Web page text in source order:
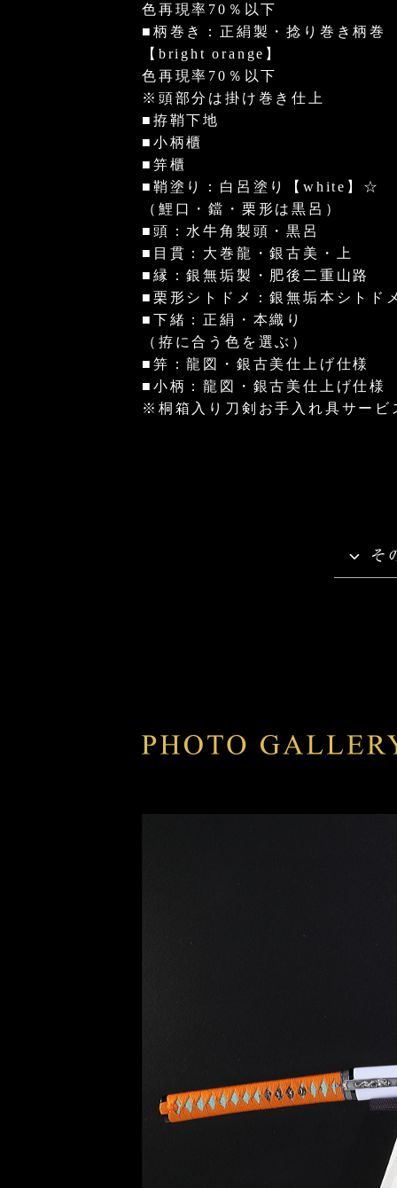
色再現率70％以下
■柄巻き：正絹製・捻り巻き柄巻
【bright orange】
色再現率70％以下
※頭部分は掛け巻き仕上
■拵鞘下地
■小柄櫃
■笄櫃
■鞘塗り：白呂塗り【white】☆
（鯉口・鐺・栗形は黒呂）
■頭：水牛角製頭・黒呂
■目貫：大巻龍・銀古美・上
■縁：銀無垢製・肥後二重山路
■栗形シトドメ：銀無垢本シトド
■下緒：正絹・本織り
（拵に合う色を選ぶ）
■笄：龍図・銀古美仕上げ仕様
■小柄：龍図・銀古美仕上げ仕様
※桐箱入り刀剣お手入れ具サービ